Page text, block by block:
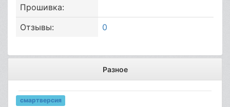
Прошивка:
Отзывы:
0
Разное
смартверсия